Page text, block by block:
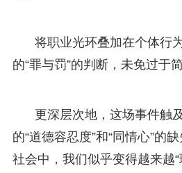
将职业光环叠加在个体行
的“罪与罚”的判断，未免过于
更深层次地，这场事件触
的“道德容忍度”和“同情心”的
社会中，我们似乎变得越来越